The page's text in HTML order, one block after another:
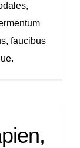
faucibus